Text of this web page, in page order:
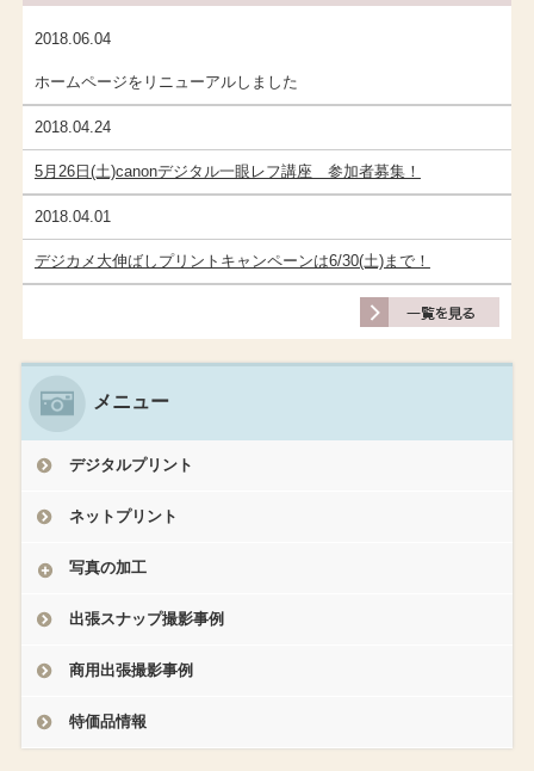
2018.06.04
ホームページをリニューアルしました
2018.04.24
5月26日(土)canonデジタル一眼レフ講座 参加者募集！
2018.04.01
デジカメ大伸ばしプリントキャンペーンは6/30(土)まで！
メニュー
デジタルプリント
ネットプリント
写真の加工
出張スナップ撮影事例
商用出張撮影事例
特価品情報